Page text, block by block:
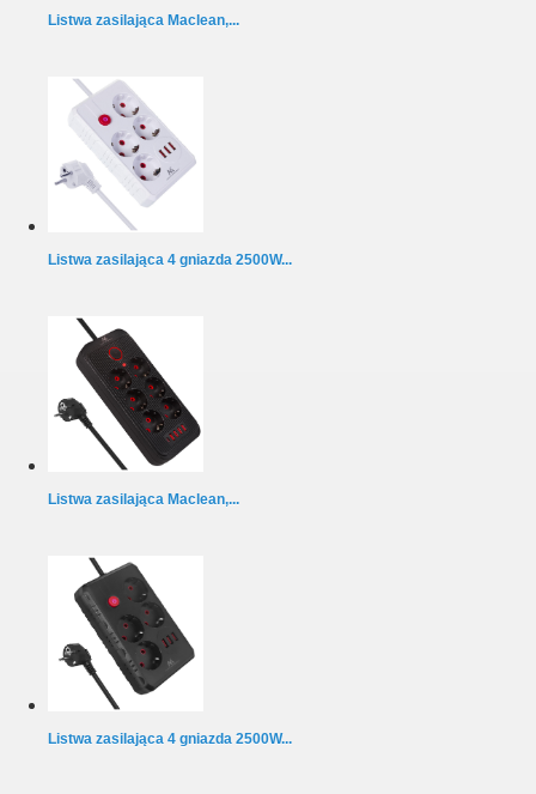
Listwa zasilająca Maclean,...
Listwa zasilająca 4 gniazda 2500W...
Listwa zasilająca Maclean,...
Listwa zasilająca 4 gniazda 2500W...